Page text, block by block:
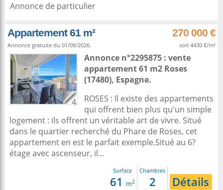
Annonce de particulier
Appartement 61 m² 270 000 €
Annonce gratuite du 01/08/2026. soit 4430 €/m²
4
Annonce n°2295875 : vente
appartement 61 m2 Roses
(17480), Espagne.
ROSES : Il existe des appartements
qui offrent bien plus qu'un simple
logement : ils offrent un véritable art de vivre. Situé
dans le quartier recherché du Phare de Roses, cet
appartement en est le parfait exemple.Situé au 6?
étage avec ascenseur, il...
Surface
61 m2
Chambres
2 Détails